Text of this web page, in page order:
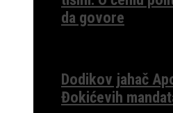
da govore
Dodikov jahač
Đokićevih